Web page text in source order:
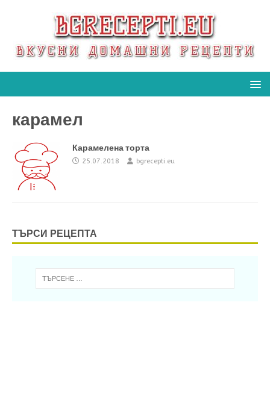
карамел
Карамелена торта
25.07.2018 bgrecepti.eu
ТЪРСИ РЕЦЕПТА